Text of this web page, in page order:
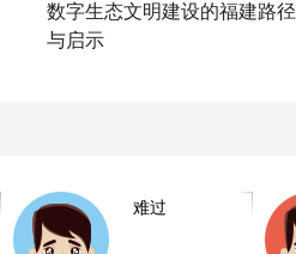
数字生态文明建设的福建路径
与启示
难过